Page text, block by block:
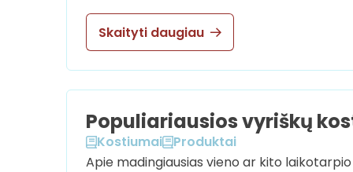
Skaityti daugiau
Populiariausios vyriškų
Kostiumai
Produktai
Apie madingiausias vieno ar kito